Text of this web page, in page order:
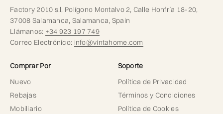
Factory 2010 s.l, Polígono Montalvo 2, Calle Honfría 18-20,
37008 Salamanca, Salamanca, Spain
Llámanos: +34 923 197 749
Correo Electrónico: info@vintahome.com
Comprar Por
Nuevo
Rebajas
Mobiliario
Soporte
Política de Privacidad
Términos y Condiciones
Política de Cookies